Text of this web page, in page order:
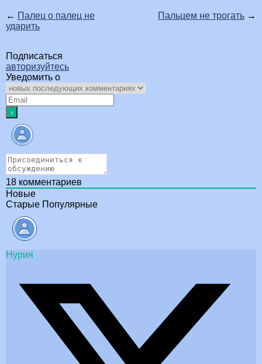
← Палец о палец не
ударить
Пальцем не трогать →
Подписаться
авторизуйтесь
Уведомить о
18 комментариев
Новые
Старые Популярные
Нурия